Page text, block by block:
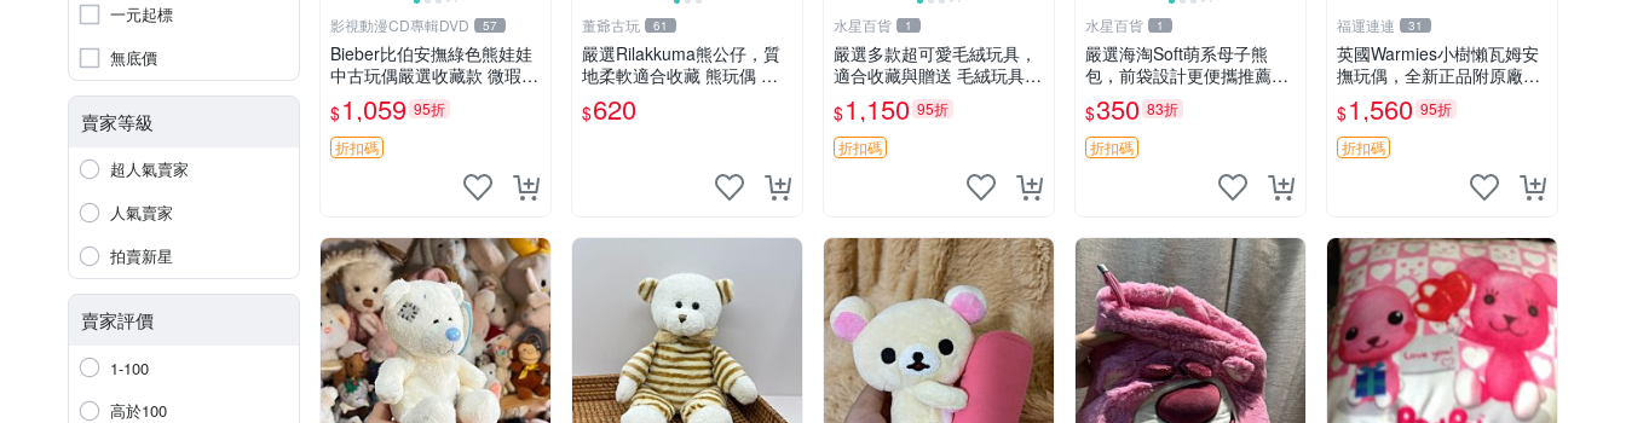
一元起標
無底價
賣家等級
超人氣賣家
人氣賣家
拍賣新星
賣家評價
1-100
高於100
影視動漫CD專輯DVD 57
Bieber比伯安撫綠色熊娃娃
中古玩偶嚴選收藏款 微瑕輕
度使用 Bieber綠熊娃娃 中
古玩偶 微瑕
$1,059 95折
折扣碼
董爺古玩 61
嚴選Rilakkuma熊公仔，質
地柔軟適合收藏 熊玩偶 柔
軟 公仔 收藏
$620
水星百貨 1
嚴選多款超可愛毛絨玩具，
適合收藏與贈送 毛絨玩具、
抱枕、公仔
$1,150 95折
折扣碼
水星百貨 1
嚴選海淘Soft萌系母子熊
包，前袋設計更便攜推薦收
藏 母子熊 軟綿綿 包包
$350 83折
折扣碼
福運連連 31
英國Warmies小樹懶瓦姆安
撫玩偶，全新正品附原廠吊
牌與防塵袋，內藏薰衣草可
加熱，適合各個年齡層，冷
暖兩用享受抱抱樂趣，不容
錯過嚴選好物 溫暖 冷感
$1,560 95折
折扣碼